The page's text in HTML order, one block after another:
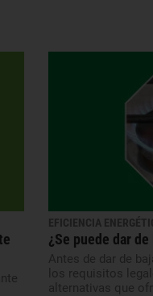
EFICIENCIA
¿Se puede dar
Antes de dar de
los requisitos
alternativas que